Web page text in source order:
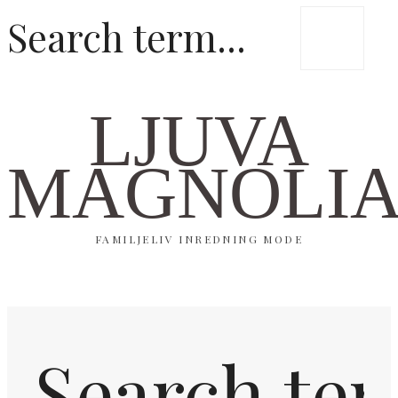
LJUVA
FAMILJELIV INREDNING MODE